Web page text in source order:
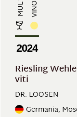
2024
Riesling
viti
DR. LOOSEN
Germania,